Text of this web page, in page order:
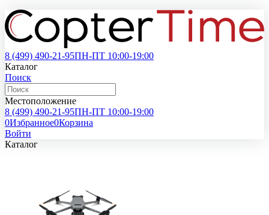
8 (499) 490-21-95ПН-ПТ 10:00-19:00
Каталог
Поиск
Местоположение
8 (499) 490-21-95ПН-ПТ 10:00-19:00
0Избранное0Корзина
Войти
Каталог